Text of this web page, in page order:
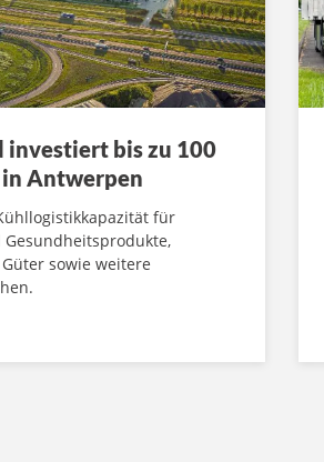
investiert bis zu 100
in Antwerpen
für
Gesundheitsprodukte,
sowie weitere